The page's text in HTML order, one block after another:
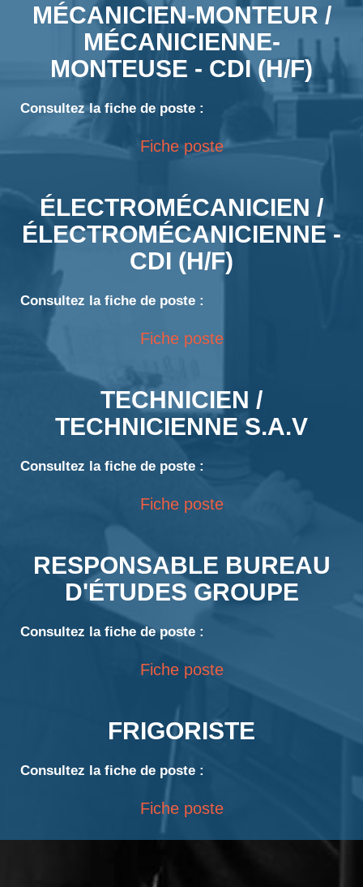
MÉCANICIEN-MONTEUR /
MÉCANICIENNE-
MONTEUSE - CDI (H/F)
Consultez la fiche de poste :
Fiche poste
ÉLECTROMÉCANICIEN /
ÉLECTROMÉCANICIENNE -
CDI (H/F)
Consultez la fiche de poste :
Fiche poste
TECHNICIEN /
TECHNICIENNE S.A.V
Consultez la fiche de poste :
Fiche poste
RESPONSABLE BUREAU
D'ÉTUDES GROUPE
Consultez la fiche de poste :
Fiche poste
FRIGORISTE
Consultez la fiche de poste :
Fiche poste